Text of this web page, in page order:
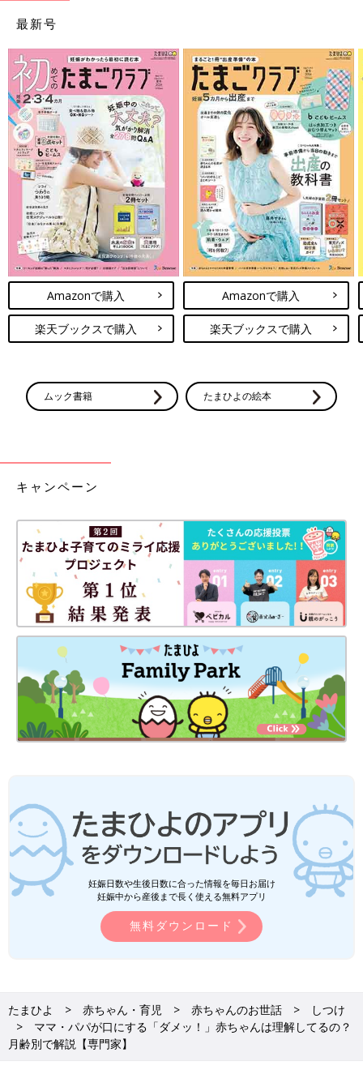
最新号
Amazonで購入
楽天ブックスで購入
Amazonで購入
楽天ブックスで購入
ムック書籍 たまひよの絵本
キャンペーン
妊娠日数や生後日数に合った情報を毎日お届け
妊娠中から産後まで長く使える無料アプリ
無料ダウンロード
たまひよ 赤ちゃん・育児 赤ちゃんのお世話
しつけ
ママ・パパが口にする「ダメッ！」赤ちゃんは理解してるの？
月齢別で解説【専門家】